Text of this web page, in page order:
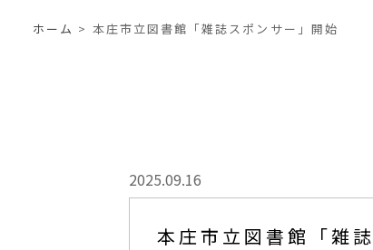
ホーム > 本庄市立図書館「雑誌スポンサー」開始
2025.09.16
本庄市立図書館「雑